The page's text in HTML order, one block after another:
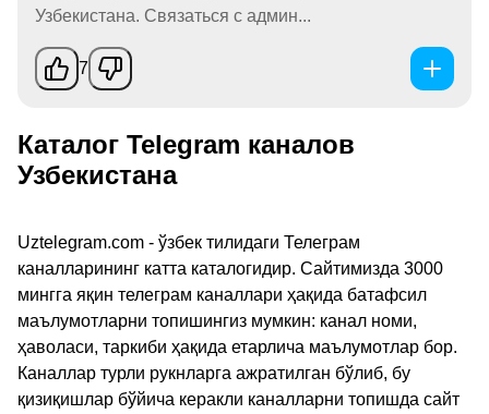
Узбекистана. Связаться с админ...
7
Каталог Telegram каналов
Узбекистана
Uztelegram.com - ўзбек тилидаги Телеграм
каналларининг катта каталогидир. Сайтимизда 3000
мингга яқин телеграм каналлари ҳақида батафсил
маълумотларни топишингиз мумкин: канал номи,
ҳаволаси, таркиби ҳақида етарлича маълумотлар бор.
Каналлар турли рукнларга ажратилган бўлиб, бу
қизиқишлар бўйича керакли каналларни топишда сайт